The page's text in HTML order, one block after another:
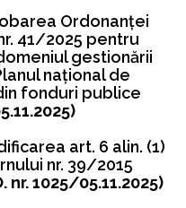
Ordonanţei
41/2025 pentru
gestionării
naţional de
fonduri publice
art. 6 alin. (1)
nr. 39/2015
nr. 1025/05.11.2025)